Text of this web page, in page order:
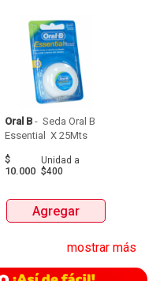
Oral B - Seda Oral B
$
10.000
Unidad a
$400
Agregar
mostrar más